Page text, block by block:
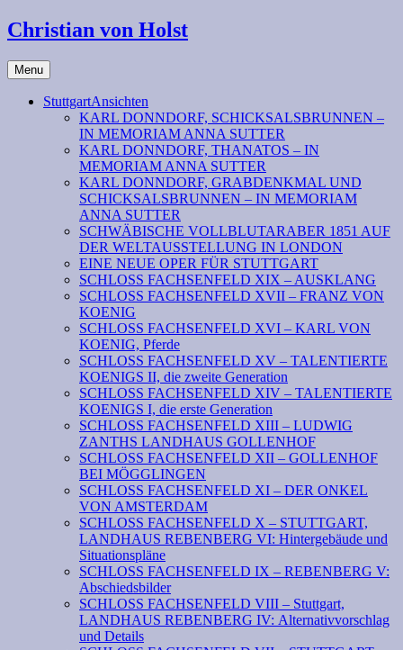
Christian von Holst
Menu
StuttgartAnsichten
KARL DONNDORF, SCHICKSALSBRUNNEN –
IN MEMORIAM ANNA SUTTER
KARL DONNDORF, THANATOS – IN
MEMORIAM ANNA SUTTER
KARL DONNDORF, GRABDENKMAL UND
SCHICKSALSBRUNNEN – IN MEMORIAM
ANNA SUTTER
SCHWÄBISCHE VOLLBLUTARABER 1851 AUF
DER WELTAUSSTELLUNG IN LONDON
EINE NEUE OPER FÜR STUTTGART
SCHLOSS FACHSENFELD XIX – AUSKLANG
SCHLOSS FACHSENFELD XVII – FRANZ VON
KOENIG
SCHLOSS FACHSENFELD XVI – KARL VON
KOENIG, Pferde
SCHLOSS FACHSENFELD XV – TALENTIERTE
KOENIGS II, die zweite Generation
SCHLOSS FACHSENFELD XIV – TALENTIERTE
KOENIGS I, die erste Generation
SCHLOSS FACHSENFELD XIII – LUDWIG
ZANTHS LANDHAUS GOLLENHOF
SCHLOSS FACHSENFELD XII – GOLLENHOF
BEI MÖGGLINGEN
SCHLOSS FACHSENFELD XI – DER ONKEL
VON AMSTERDAM
SCHLOSS FACHSENFELD X – STUTTGART,
LANDHAUS REBENBERG VI: Hintergebäude und
Situationspläne
SCHLOSS FACHSENFELD IX – REBENBERG V:
Abschiedsbilder
SCHLOSS FACHSENFELD VIII – Stuttgart,
LANDHAUS REBENBERG IV: Alternativvorschlag
und Details